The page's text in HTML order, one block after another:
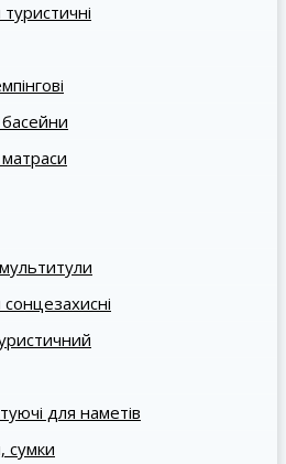
для наметів
сумки